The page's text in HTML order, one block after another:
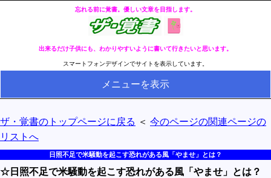
忘れる前に覚書。優しい文章を目指します。
出来るだけ子供にも、わかりやすいように書いて行きたいと思います。
スマートフォンデザインでサイトを表示しています。
メニューを表示
全ページのリストへ
今の分類ページのリストへ
健康
ザ・覚書のトップページに戻る ＜ 今のページの関連ページの
リストへ
日照不足で米騒動を起こす恐れがある風「やませ」とは？
☆日照不足で米騒動を起こす恐れがある風「やませ」とは？